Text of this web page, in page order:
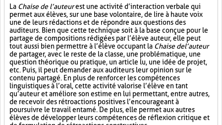
La Chaise de l’auteurest une activité d’interaction verbale qui
permet aux élèves, sur une base volontaire, de lire à haute voix
une de leurs rédactions et de répondre aux questions des
auditeurs. Bien que cette technique soit à la base conçue pour le
partage de compositions rédigées par l’élève auteur, elle peut
tout aussi bien permettre à l’élève occupant la Chaise de l’auteur
de partager, avec le reste de la classe, une problématique, une
question théorique ou pratique, un article lu, une idée de projet,
etc. Puis, il peut demander aux auditeurs leur opinion sur le
contenu partagé. En plus de renforcer les compétences
linguistiques à l’oral, cette activité valorise l’élève en tant
qu’auteur et améliore son estime en lui permettant, entre autres,
de recevoir des rétroactions positives l’encourageant à
poursuivre le travail entamé. De plus, elle permet aux autres
élèves de développer leurs compétences de réflexion critique et